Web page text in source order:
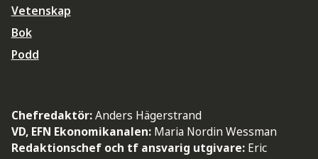
Vetenskap
Bok
Podd
Chefredaktör:Anders Hägerstrand
VD, EFN Ekonomikanalen: Maria Nordin Wessman
Redaktionschef och tf ansvarig utgivare: Eric